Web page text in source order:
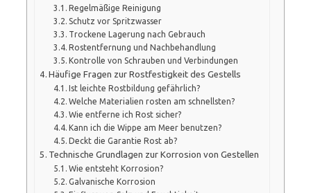
Regelmäßige Reinigung
Schutz vor Spritzwasser
Trockene Lagerung nach Gebrauch
Rostentfernung und Nachbehandlung
Kontrolle von Schrauben und Verbindungen
Häufige Fragen zur Rostfestigkeit des Gestells
Ist leichte Rostbildung gefährlich?
Welche Materialien rosten am schnellsten?
Wie entferne ich Rost sicher?
Kann ich die Wippe am Meer benutzen?
Deckt die Garantie Rost ab?
Technische Grundlagen zur Korrosion von Gestellen
Wie entsteht Korrosion?
Galvanische Korrosion